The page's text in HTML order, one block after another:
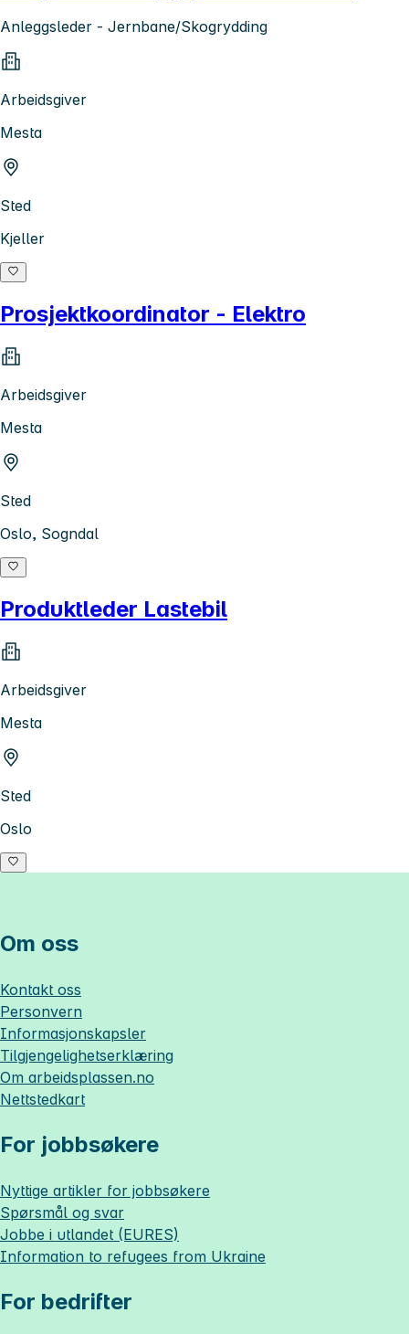
Anleggsleder - Jernbane/Skogrydding
Arbeidsgiver
Mesta
Sted
Kjeller
Prosjektkoordinator - Elektro
Arbeidsgiver
Mesta
Sted
Oslo, Sogndal
Produktleder Lastebil
Arbeidsgiver
Mesta
Sted
Oslo
Om oss
Kontakt oss
Personvern
Informasjonskapsler
Tilgjengelighetserklæring
Om arbeidsplassen.no
Nettstedkart
For jobbsøkere
Nyttige artikler for jobbsøkere
Spørsmål og svar
Jobbe i utlandet (EURES)
Information to refugees from Ukraine
For bedrifter